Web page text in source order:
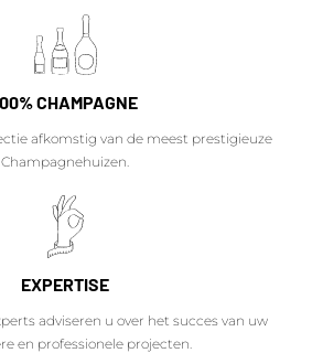
CHAMPAGNE
afkomstig van de meest prestigieuze
Champagnehuizen.
EXPERTISE
adviseren u over het succes van uw
en professionele projecten.